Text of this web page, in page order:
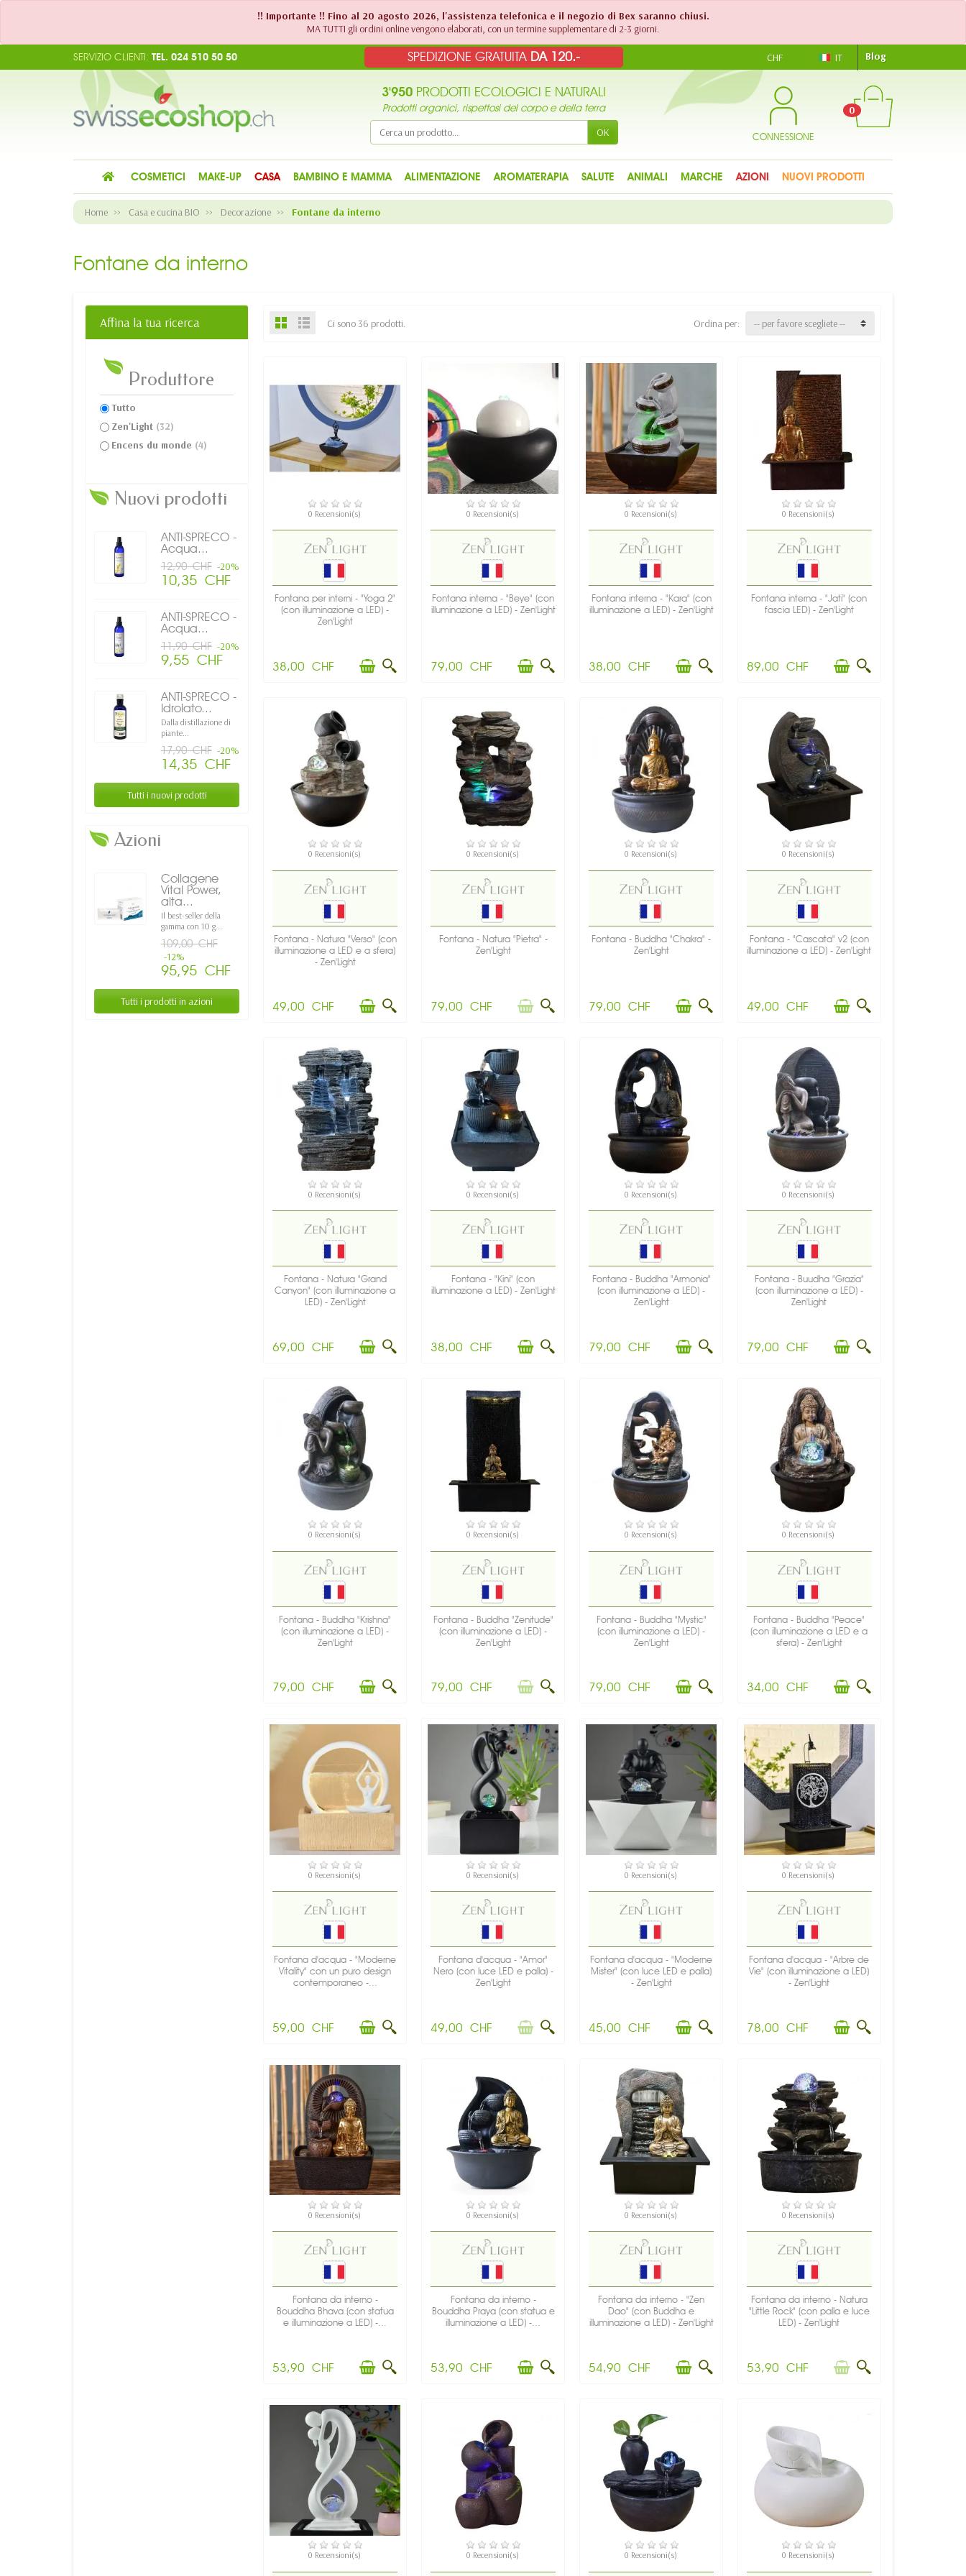
!! Importante !! Fino al 20 agosto 2026, l'assistenza telefonica e il negozio di Bex saranno chiusi.
MA TUTTI gli ordini online vengono elaborati, con un termine supplementare di 2-3 giorni.
SPEDIZIONE GRATUITA DA 120.-
SERVIZIO CLIENTI: TEL. 024 510 50 50 CHF IT Blog
3'950 PRODOTTI ECOLOGICI E NATURALI
Prodotti organici, rispettosi del corpo e della terra
OK CONNESSIONE
0
COSMETICI MAKE-UP CASA BAMBINO E MAMMA ALIMENTAZIONE AROMATERAPIA SALUTE ANIMALI MARCHE AZIONI NUOVI PRODOTTI
Home Casa e cucina BIO Decorazione Fontane da interno
Fontane da interno
Affina la tua ricerca
Produttore
Tutto
Zen'Light (32)
Encens du monde (4)
Nuovi prodotti
ANTI-SPRECO -
Acqua...
12,90 CHF -20%
10,35 CHF
ANTI-SPRECO -
Acqua...
11,90 CHF -20%
9,55 CHF
ANTI-SPRECO -
Idrolato...
Dalla distillazione di
piante...
17,90 CHF -20%
14,35 CHF
Tutti i nuovi prodotti
Azioni
Collagene
Vital Power,
alta...
Il best-seller della
gamma con 10 g...
109,00 CHF
-12%
95,95 CHF
Tutti i prodotti in azioni
Ci sono 36 prodotti. Ordina per: -- per favore scegliete --
DISPONIBILE
0 Recensioni(s)
Fontana per interni - "Yoga 2"
(con illuminazione a LED) -
Zen'Light
38,00 CHF
DISPONIBILE
0 Recensioni(s)
Fontana interna - "Beye" (con
illuminazione a LED) - Zen'Light
79,00 CHF
DISPONIBILE
0 Recensioni(s)
Fontana interna - "Kara" (con
illuminazione a LED) - Zen'Light
38,00 CHF
DISPONIBILE
0 Recensioni(s)
Fontana interna - "Jati" (con
fascia LED) - Zen'Light
89,00 CHF
DISPONIBILE
0 Recensioni(s)
Fontana - Natura "Verso" (con
illuminazione a LED e a sfera)
- Zen'Light
49,00 CHF
NON DISPONIBILE
0 Recensioni(s)
Fontana - Natura "Pietra" -
Zen'Light
79,00 CHF
DISPONIBILE
0 Recensioni(s)
Fontana - Buddha "Chakra" -
Zen'Light
79,00 CHF
DISPONIBILE
0 Recensioni(s)
Fontana - "Cascata" v2 (con
illuminazione a LED) - Zen'Light
49,00 CHF
DISPONIBILE
0 Recensioni(s)
Fontana - Natura "Grand
Canyon" (con illuminazione a
LED) - Zen'Light
69,00 CHF
DISPONIBILE
0 Recensioni(s)
Fontana - "Kini" (con
illuminazione a LED) - Zen'Light
38,00 CHF
DISPONIBILE
0 Recensioni(s)
Fontana - Buddha "Armonia"
(con illuminazione a LED) -
Zen'Light
79,00 CHF
DISPONIBILE
0 Recensioni(s)
Fontana - Buudha "Grazia"
(con illuminazione a LED) -
Zen'Light
79,00 CHF
DISPONIBILE
0 Recensioni(s)
Fontana - Buddha "Krishna"
(con illuminazione a LED) -
Zen'Light
79,00 CHF
NON DISPONIBILE
0 Recensioni(s)
Fontana - Buddha "Zenitude"
(con illuminazione a LED) -
Zen'Light
79,00 CHF
DISPONIBILE
0 Recensioni(s)
Fontana - Buddha "Mystic"
(con illuminazione a LED) -
Zen'Light
79,00 CHF
DISPONIBILE
0 Recensioni(s)
Fontana - Buddha "Peace"
(con illuminazione a LED e a
sfera) - Zen'Light
34,00 CHF
DISPONIBILE
0 Recensioni(s)
Fontana d'acqua - "Moderne
Vitality" con un puro design
contemporaneo -...
59,00 CHF
NON DISPONIBILE
0 Recensioni(s)
Fontana d'acqua - "Amor"
Nero (con luce LED e palla) -
Zen'Light
49,00 CHF
DISPONIBILE
0 Recensioni(s)
Fontana d'acqua - "Moderne
Mister" (con luce LED e palla)
- Zen'Light
45,00 CHF
DISPONIBILE
0 Recensioni(s)
Fontana d'acqua - "Arbre de
Vie" (con illuminazione a LED)
- Zen'Light
78,00 CHF
DISPONIBILE
0 Recensioni(s)
Fontana da interno -
Bouddha Bhava (con statua
e illuminazione a LED) -...
53,90 CHF
DISPONIBILE
0 Recensioni(s)
Fontana da interno -
Bouddha Praya (con statua e
illuminazione a LED) -...
53,90 CHF
DISPONIBILE
0 Recensioni(s)
Fontana da interno - "Zen
Dao" (con Buddha e
illuminazione a LED) - Zen'Light
54,90 CHF
NON DISPONIBILE
0 Recensioni(s)
Fontana da interno - Natura
"Little Rock" (con palla e luce
LED) - Zen'Light
53,90 CHF
DISPONIBILE
0 Recensioni(s)
DISPONIBILE
0 Recensioni(s)
DISPONIBILE
0 Recensioni(s)
NON DISPONIBILE
0 Recensioni(s)